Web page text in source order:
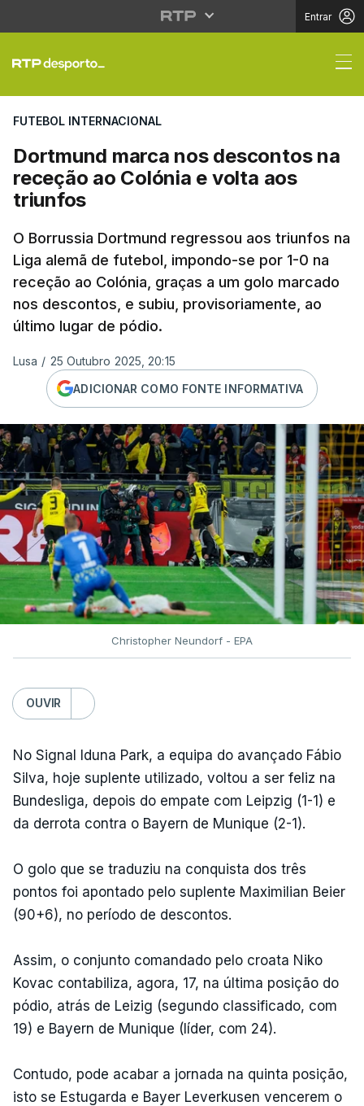
Entrar
Dortmund marca nos
FUTEBOL INTERNACIONAL
Dortmund marca nos descontos na
receção ao Colónia e volta aos
triunfos
O Borrussia Dortmund regressou aos triunfos na
Liga alemã de futebol, impondo-se por 1-0 na
receção ao Colónia, graças a um golo marcado
nos descontos, e subiu, provisoriamente, ao
último lugar de pódio.
Lusa / 25 Outubro 2025, 20:15
ADICIONAR COMO FONTE INFORMATIVA
Christopher Neundorf - EPA
OUVIR
No Signal Iduna Park, a equipa do avançado Fábio
Silva, hoje suplente utilizado, voltou a ser feliz na
Bundesliga, depois do empate com Leipzig (1-1) e
da derrota contra o Bayern de Munique (2-1).
O golo que se traduziu na conquista dos três
pontos foi apontado pelo suplente Maximilian Beier
(90+6), no período de descontos.
Assim, o conjunto comandado pelo croata Niko
Kovac contabiliza, agora, 17, na última posição do
pódio, atrás de Leizig (segundo classificado, com
19) e Bayern de Munique (líder, com 24).
Contudo, pode acabar a jornada na quinta posição,
isto se Estugarda e Bayer Leverkusen vencerem o